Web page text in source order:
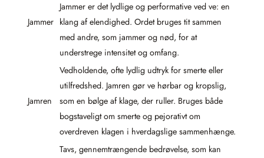
Jammer
Jammer er det lydlige og performative ved ve: en
klang af elendighed. Ordet bruges tit sammen
med andre, som jammer og nød, for at
understrege intensitet og omfang.
Jamren
Vedholdende, ofte lydlig udtryk for smerte eller
utilfredshed. Jamren gør ve hørbar og kropslig,
som en bølge af klage, der ruller. Bruges både
bogstaveligt om smerte og pejorativt om
overdreven klagen i hverdagslige sammenhænge.
Tavs, gennemtrængende bedrøvelse, som kan